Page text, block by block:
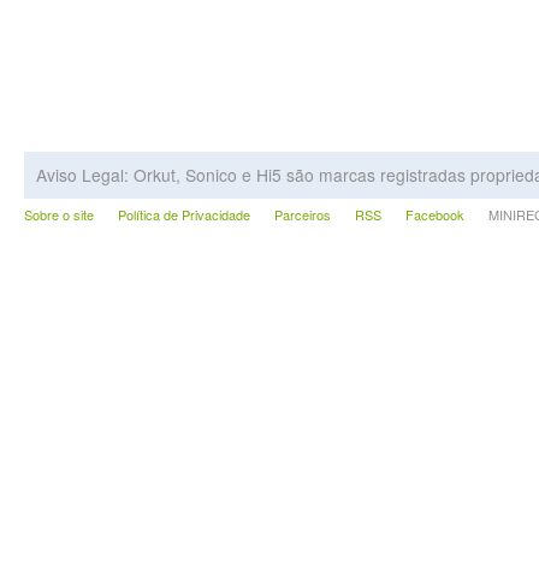
Aviso Legal: Orkut, Sonico e Hi5 são marcas registradas
Sobre o site Política de Privacidade Parceiros RSS Facebook